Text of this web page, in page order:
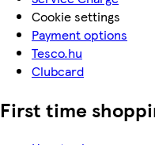
Cookie settings
Payment options
Tesco.hu
Clubcard
First time